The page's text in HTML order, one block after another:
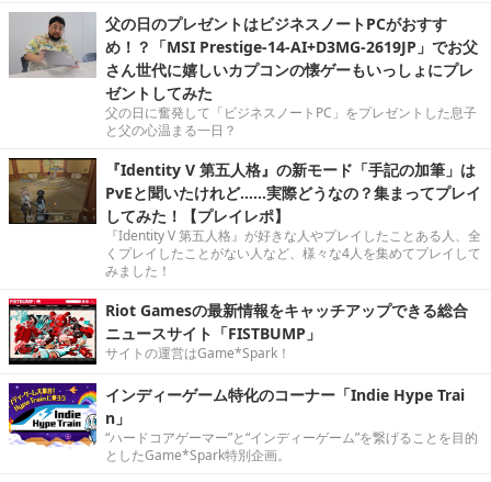
父の日のプレゼントはビジネスノートPCがおすす
め！？「MSI Prestige-14-AI+D3MG-2619JP」でお父
さん世代に嬉しいカプコンの懐ゲーもいっしょにプレ
ゼントしてみた
父の日に奮発して「ビジネスノートPC」をプレゼントした息子
と父の心温まる一日？
『Identity V 第五人格』の新モード「手記の加筆」は
PvEと聞いたけれど……実際どうなの？集まってプレイ
してみた！【プレイレポ】
『Identity V 第五人格』が好きな人やプレイしたことある人、全
くプレイしたことがない人など、様々な4人を集めてプレイして
みました！
Riot Gamesの最新情報をキャッチアップできる総合
ニュースサイト「FISTBUMP」
サイトの運営はGame*Spark！
インディーゲーム特化のコーナー「Indie Hype Trai
n」
“ハードコアゲーマー”と“インディーゲーム”を繋げることを目的
としたGame*Spark特別企画。